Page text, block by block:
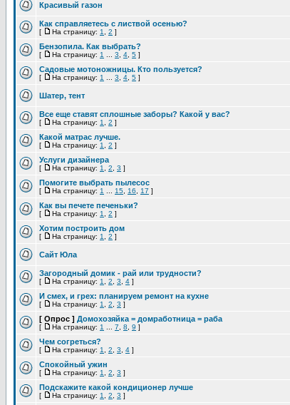
Красивый газон
Как справляетесь с листвой осенью?
[ На страницу: 1 2 ]
Бензопила. Как выбрать?
[ На страницу: 1 3 4 5 ]
Садовые мотоножницы. Кто пользуется?
[ На страницу: 1 3 4 5 ]
Шатер, тент
Все еще ставят сплошные заборы? Какой у вас?
[ На страницу: 1 2 ]
Какой матрас лучше.
[ На страницу: 1 2 ]
Услуги дизайнера
[ На страницу: 1 2 3 ]
Помогите выбрать пылесос
[ На страницу: 1 15 16 17 ]
Как вы печете печеньки?
[ На страницу: 1 2 ]
Хотим построить дом
[ На страницу: 1 2 ]
Сайт Юла
Загородный домик - рай или трудности?
[ На страницу: 1 2 3 4 ]
И смех, и грех: планируем ремонт на кухне
[ На страницу: 1 2 3 ]
[ Опрос ] Домохозяйка = домработница = раба
[ На страницу: 1 7 8 9 ]
Чем согреться?
[ На страницу: 1 2 3 4 ]
Спокойный ужин
[ На страницу: 1 2 3 ]
Подскажите какой кондиционер лучше
[ На страницу: 1 2 3 ]